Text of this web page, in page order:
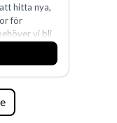
hitta nya,
för
vi bli